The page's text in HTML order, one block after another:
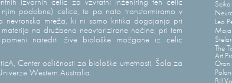
podobne) celice, te pa nato transformiramo v
nevronska mreža, ki ni samo kritika dogajanja pri
na družbeno neavtorizirane načine, pri tem
narediti žive biološke možgane iz celic
Center odličnosti za biološke umetnosti, Šola za
Western Australia.
Leo
Maja
The
Art
Oron
Bill